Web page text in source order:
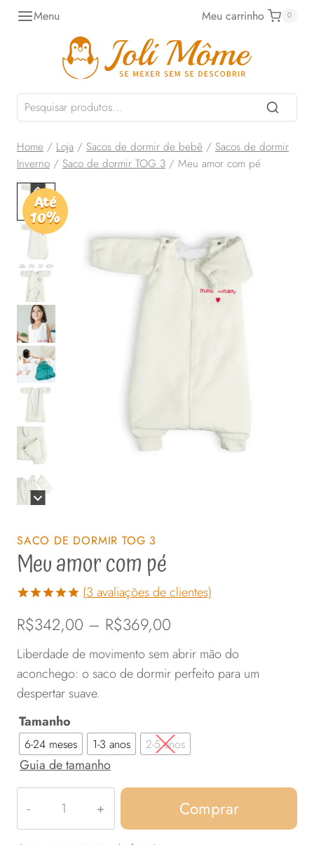
Pular Menu Meu carrinho 0
Home / Loja / Sacos de dormir de bebê / Sacos de dormir
Inverno / Saco de dormir TOG 3 / Meu amor com pé
Até
10%
SACO DE DORMIR TOG 3
Meu amor com pé
como5.00
de 5, com
baseado em
avaliações
de clientes
(3 avaliações de clientes)
R$342,00 – R$369,00
de
preço:
R$369,00
Liberdade de movimento sem abrir mão do
aconchego: o saco de dormir perfeito para um
despertar suave.
Tamanho
6-24 meses 1-3 anos 2-5 anos
Guia de tamanho
amor
Comprar